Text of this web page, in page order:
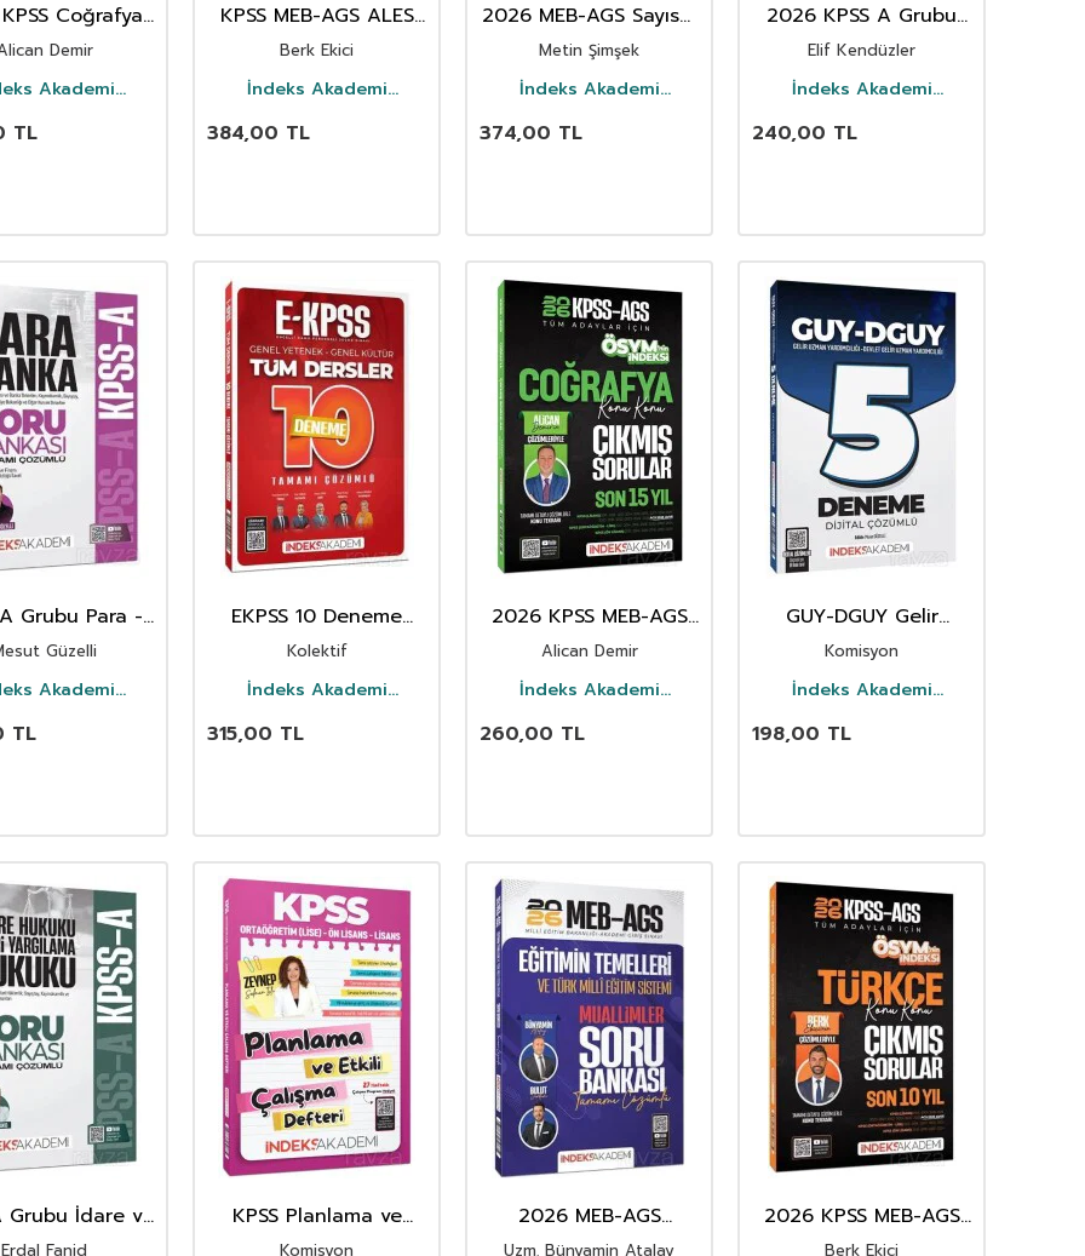
Coğrafya
30
Çözümlü
Demir
Akademi
TL
KPSS MEB-AGS ALES
DGS TYT Aktüel
Paragraf 20 Deneme
Çözümlü
Berk Ekici
İndeks Akademi
384,00 TL
2026 MEB-AGS Sayısal
Yetenek 20 Deneme
Çözümlü
Metin Şimşek
İndeks Akademi
374,00 TL
2026 KPSS A Grubu
İcra ve İflas Hukuku
Soru Bankası Çözümlü
Elif Kendüzler
İndeks Akademi
240,00 TL
A Grubu Para -
Soru Bankası
Çözümlü
Güzelli
Akademi
TL
EKPSS 10 Deneme
Çözümlü
Kolektif
İndeks Akademi
315,00 TL
2026 KPSS MEB-AGS
Coğrafya ÖSYM nin
İndeksi Çıkmış Sorular
Son 15 Yıl Konu Konu
Alican Demir
İndeks Akademi
260,00 TL
GUY-DGUY Gelir
Uzman Yardımcılığı 5
Deneme Çözümlü
Komisyon
İndeks Akademi
198,00 TL
Grubu İdare ve
Hukuku
Erdal Fanid
KPSS Planlama ve
Etkili Çalışma Defteri
Komisyon
2026 MEB-AGS
Eğitimin Temelleri ve
Uzm. Bünyamin Atalay
2026 KPSS MEB-AGS
Türkçe ÖSYM nin
Berk Ekici